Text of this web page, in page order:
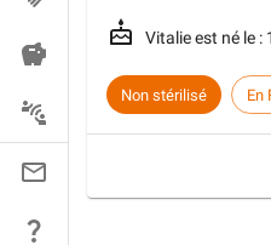
Vitalieest né le :
Non stérilisé En